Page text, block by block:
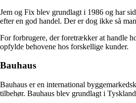
Jem og Fix blev grundlagt i 1986 og har
efter en god handel. Der er dog ikke så
For forbrugere, der foretrækker at handle
opfylde behovene hos forskellige kunder.
Bauhaus
Bauhaus er en international
tilbehør. Bauhaus blev grundlagt i